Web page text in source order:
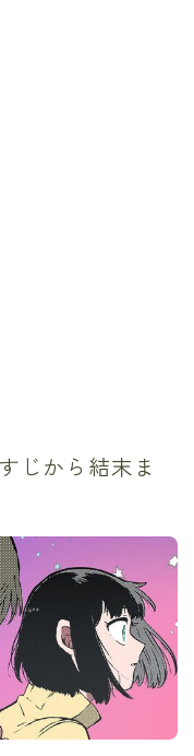
じから結末ま